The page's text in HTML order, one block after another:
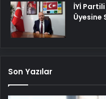
İYİ
Üyesine
Son Yazılar